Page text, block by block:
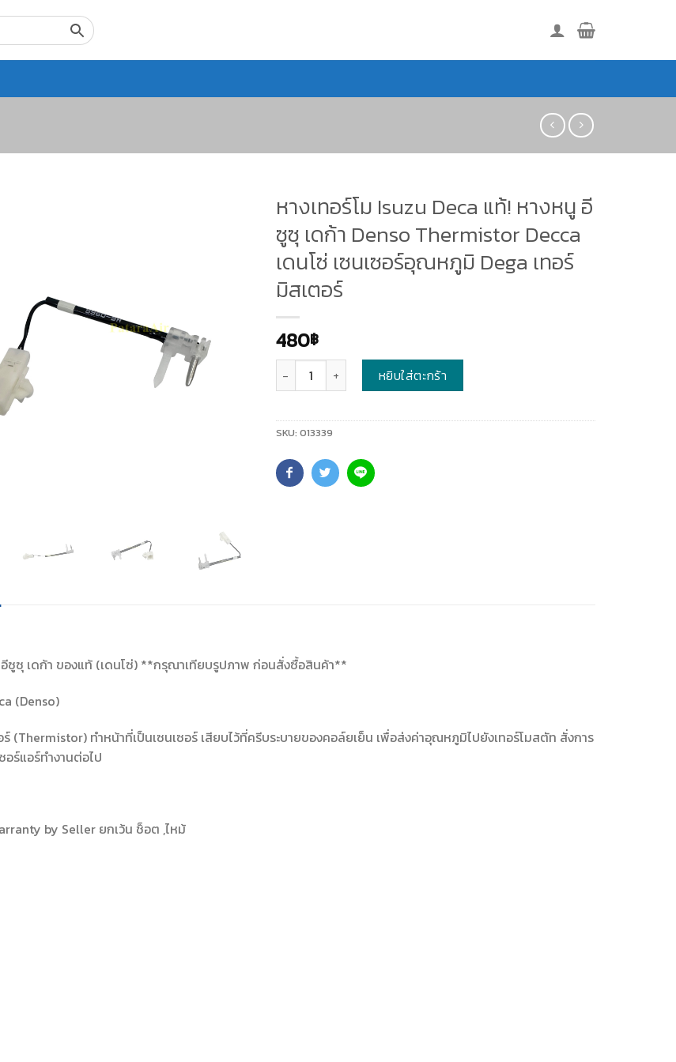
หางเทอร์โม Isuzu Deca แท้! หางหนู อี
ซูซุ เดก้า Denso Thermistor Decca
เดนโซ่ เซนเซอร์อุณหภูมิ Dega เทอร์
มิสเตอร์
480฿
หยิบใส่ตะกร้า
SKU: 013339
อีซูซุ เดก้า ของแท้ (เดนโซ่) **กรุณาเทียบรูปภาพ ก่อนสั่งซื้อสินค้า**
(Denso)
ร์ (Thermistor) ทำหน้าที่เป็นเซนเซอร์ เสียบไว้ที่ครีบระบายของคอล์ยเย็น เพื่อส่งค่าอุณหภูมิไปยังเทอร์โมสตัท สั่งการ
อร์แอร์ทำงานต่อไป
by Seller ยกเว้น ช็อต ,ไหม้